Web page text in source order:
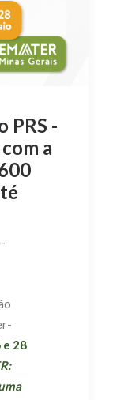
PRS -
a
e 28